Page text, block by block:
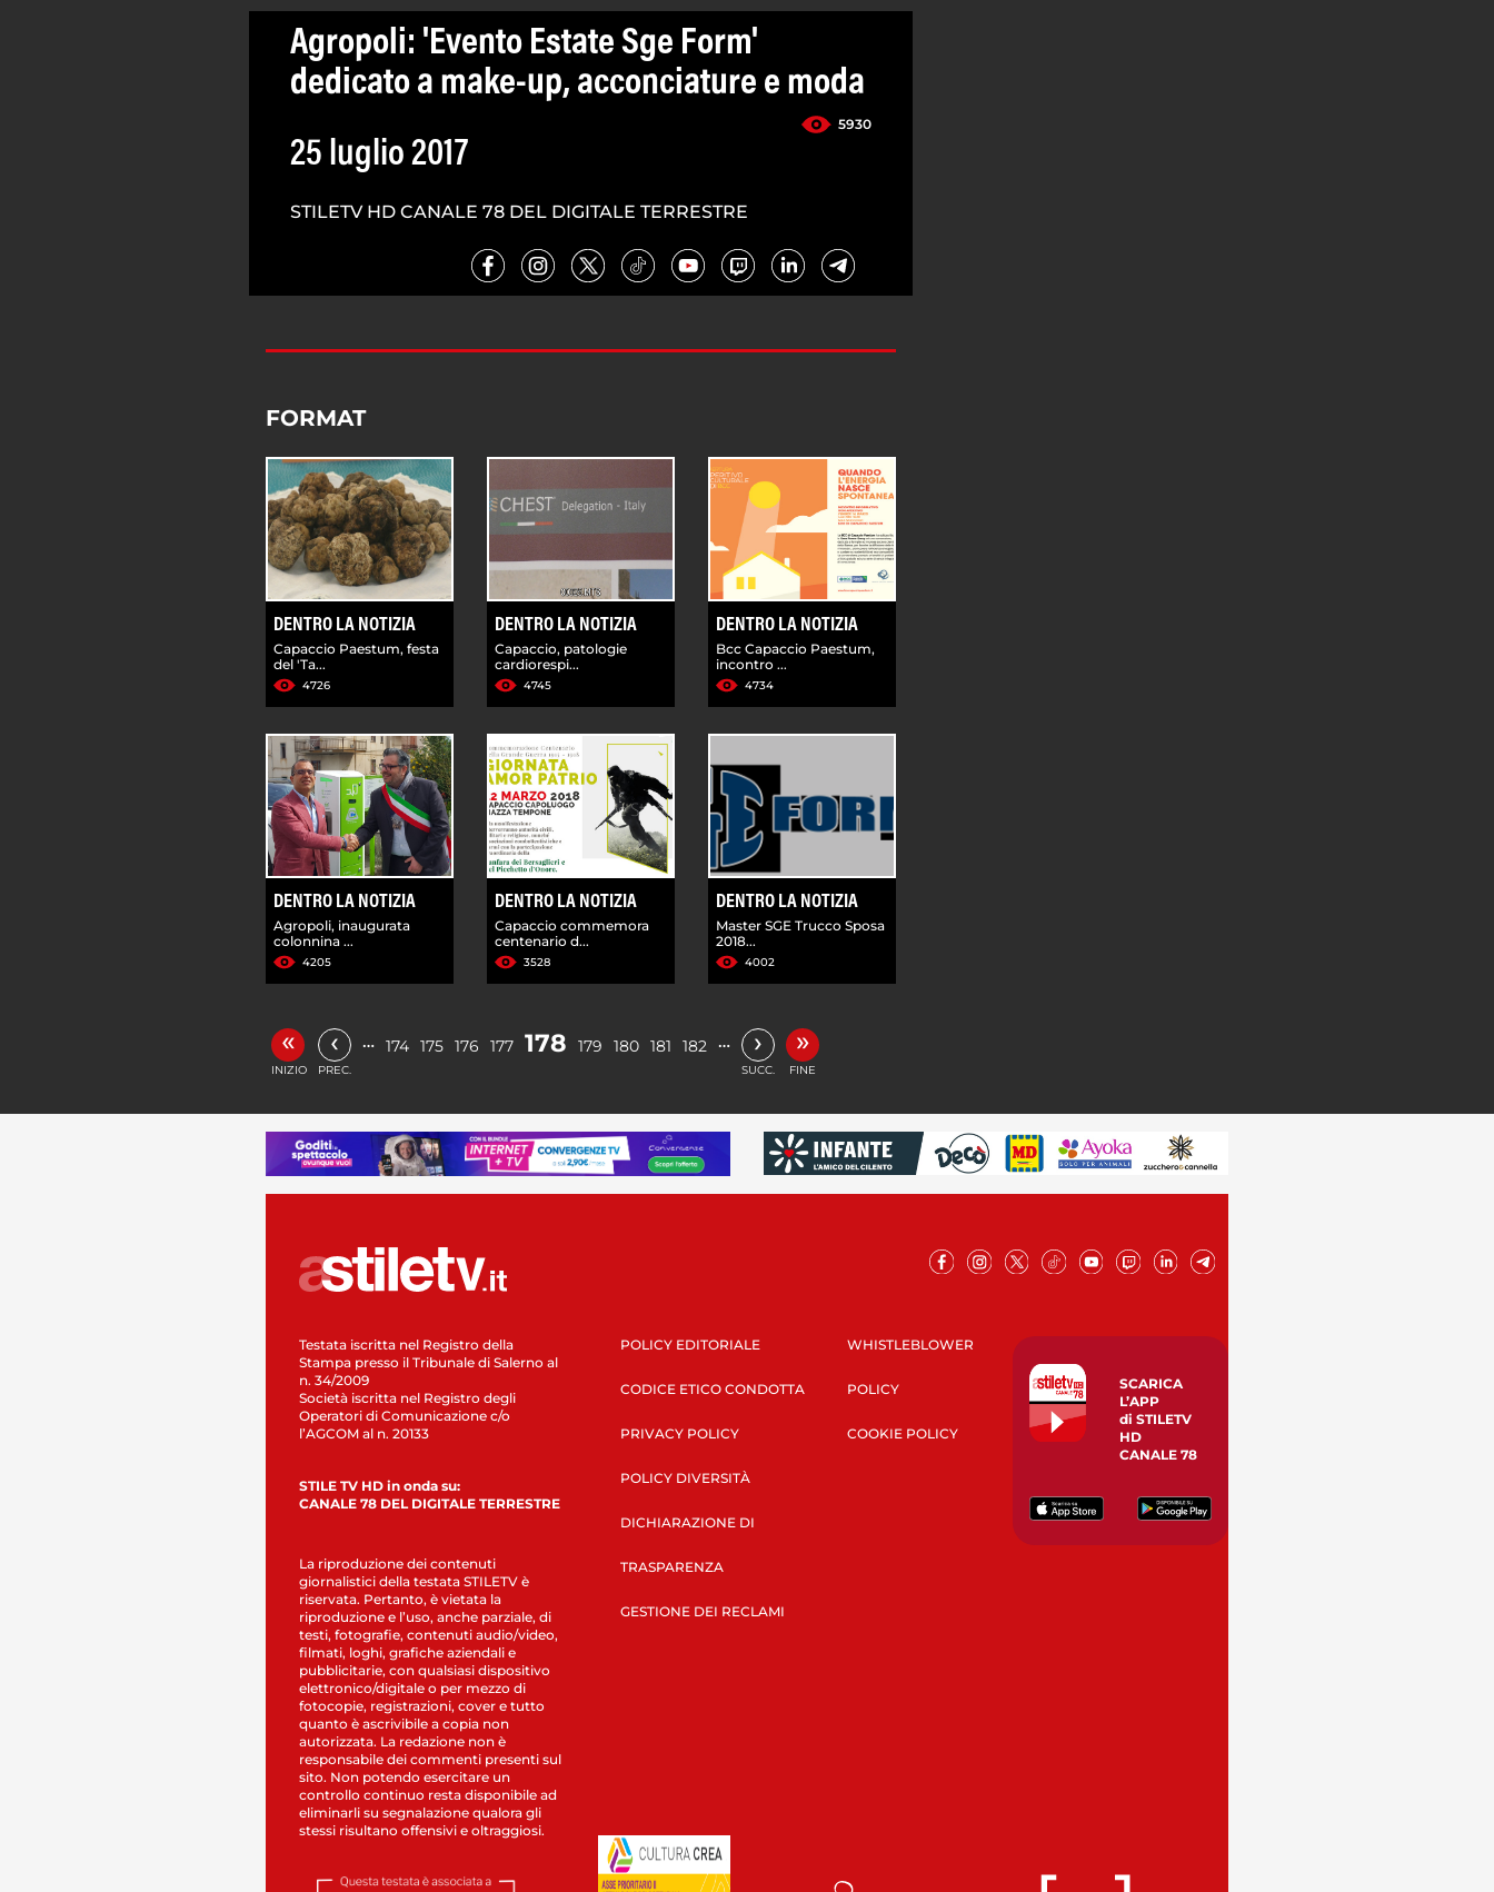
Agropoli: 'Evento Estate Sge Form'
dedicato a make-up, acconciature e moda
5930
25 luglio 2017
STILETV HD CANALE 78 DEL DIGITALE TERRESTRE
FORMAT
DENTRO LA NOTIZIA
Capaccio Paestum, festa
del 'Ta...
4726
DENTRO LA NOTIZIA
Capaccio, patologie
cardiorespi...
4745
DENTRO LA NOTIZIA
Bcc Capaccio Paestum,
incontro ...
4734
DENTRO LA NOTIZIA
Agropoli, inaugurata
colonnina ...
4205
DENTRO LA NOTIZIA
Capaccio commemora
centenario d...
3528
DENTRO LA NOTIZIA
Master SGE Trucco Sposa
2018...
4002
«
INIZIO
‹
PREC.
… 174 175 176 177 178 179 180 181 182 … ›
SUCC.
»
FINE
Testata iscritta nel Registro della
Stampa presso il Tribunale di Salerno al
n. 34/2009
Società iscritta nel Registro degli
Operatori di Comunicazione c/o
l’AGCOM al n. 20133
STILE TV HD in onda su:
CANALE 78 DEL DIGITALE TERRESTRE
La riproduzione dei contenuti
giornalistici della testata STILETV è
riservata. Pertanto, è vietata la
riproduzione e l’uso, anche parziale, di
testi, fotografie, contenuti audio/video,
filmati, loghi, grafiche aziendali e
pubblicitarie, con qualsiasi dispositivo
elettronico/digitale o per mezzo di
fotocopie, registrazioni, cover e tutto
quanto è ascrivibile a copia non
autorizzata. La redazione non è
responsabile dei commenti presenti sul
sito. Non potendo esercitare un
controllo continuo resta disponibile ad
eliminarli su segnalazione qualora gli
stessi risultano offensivi e oltraggiosi.
POLICY EDITORIALE
CODICE ETICO CONDOTTA
PRIVACY POLICY
POLICY DIVERSITÀ
DICHIARAZIONE DI
TRASPARENZA
GESTIONE DEI RECLAMI
WHISTLEBLOWER
POLICY
COOKIE POLICY
SCARICA
L’APP
di STILETV
HD
CANALE 78